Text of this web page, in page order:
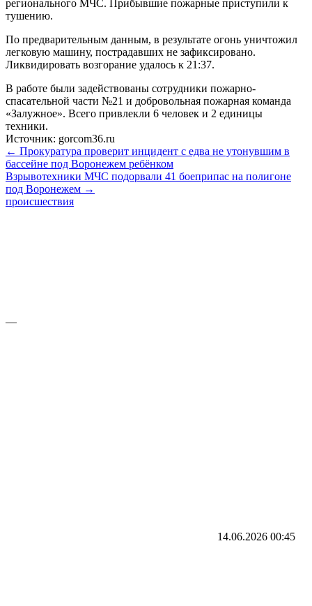
регионального МЧС. Прибывшие пожарные приступили к
тушению.
По предварительным данным, в результате огонь уничтожил
легковую машину, пострадавших не зафиксировано.
Ликвидировать возгорание удалось к 21:37.
В работе были задействованы сотрудники пожарно-
спасательной части №21 и добровольная пожарная команда
«Залужное». Всего привлекли 6 человек и 2 единицы
техники.
Источник: gorcom36.ru
← Прокуратура проверит инцидент с едва не утонувшим в
бассейне под Воронежем ребёнком
Взрывотехники МЧС подорвали 41 боеприпас на полигоне
под Воронежем →
происшествия
—
14.06.2026 00:45